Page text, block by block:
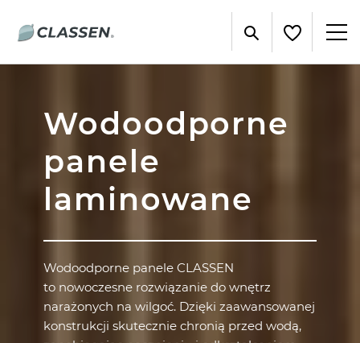
Wodoodporne
panele
laminowane
Wodoodporne panele CLASSEN
to nowoczesne rozwiązanie do wnętrz
narażonych na wilgoć. Dzięki zaawansowanej
konstrukcji skutecznie chronią przed wodą,